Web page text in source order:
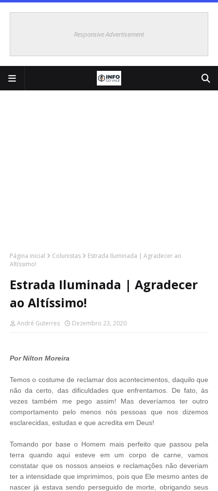
Responsive Advertisement
Página inicial Colunistas
Estrada Iluminada | Agradecer ao
Altíssimo!
Estrada Iluminada | Agradecer
ao Altíssimo!
André Guterres Dezembro 23, 2020
Por Nilton Moreira
Temos o costume de reclamar dos acontecimentos, daquilo que
não da certo, das dificuldades que enfrentamos. De fato, às
vezes também me pego assim! Mas deveríamos ter outro
comportamento pelo menos nós pessoas que nos dizemos
esclarecidas, estudas e que acredita em Deus!
Tomando por base o Homem mais perfeito que passou pela
terra quando aqui esteve em um corpo de carne, vamos
constatar que os nossos anseios e reclamações não deveriam
ter a intensidade que imprimimos, pois que Ele mesmo antes de
nascer já estava sendo perseguido de morte, obrigando seus